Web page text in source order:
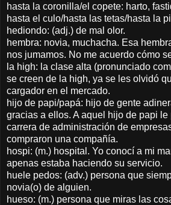
hasta la coronilla/el copete: harto,
hasta el culo/hasta las tetas/hasta la
hediondo: (adj.) de mal olor.
hembra: novia, muchacha. Esa
nos jumamos. No me acuerdo cómo
la high: la clase alta (pronunciado
se creen de la high, ya se les olvidó
cargador en el mercado.
hijo de papi/papá: hijo de gente
gracias a ellos. A aquel hijo de papi le
carrera de administración de
compraron una compañía.
hospi: (m.) hospital. Yo conocí a mi
apenas estaba haciendo su servicio.
huele pedos: (adv.) persona que
novia(o) de alguien.
hueso: (m.) persona que miras las